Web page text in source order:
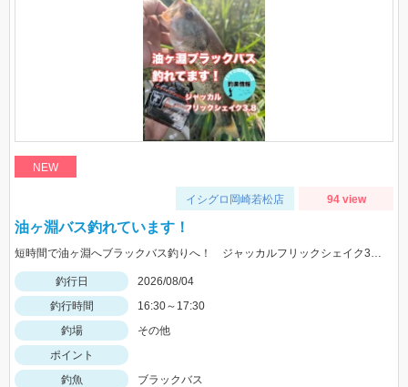
NEW
イシグロ岡崎若松店 94 view
油ヶ淵バス釣れています！
短時間で油ヶ淵へブラックバス釣りへ！ ジャッカルフリックシェイク3.8のノーシンカーワッキーでGET!
釣行日
2026/08/04
釣行時間
16:30～17:30
釣場
その他
ポイント
釣魚
ブラックバス